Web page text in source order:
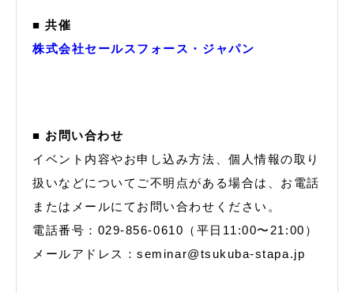
■ 共催
株式会社セールスフォース・ジャパン
■ お問い合わせ
イベント内容やお申し込み方法、個人情報の取り
扱いなどについてご不明点がある場合は、お電話
またはメールにてお問い合わせください。
電話番号：029-856-0610（平日11:00〜21:00）
メールアドレス：seminar@tsukuba-stapa.jp